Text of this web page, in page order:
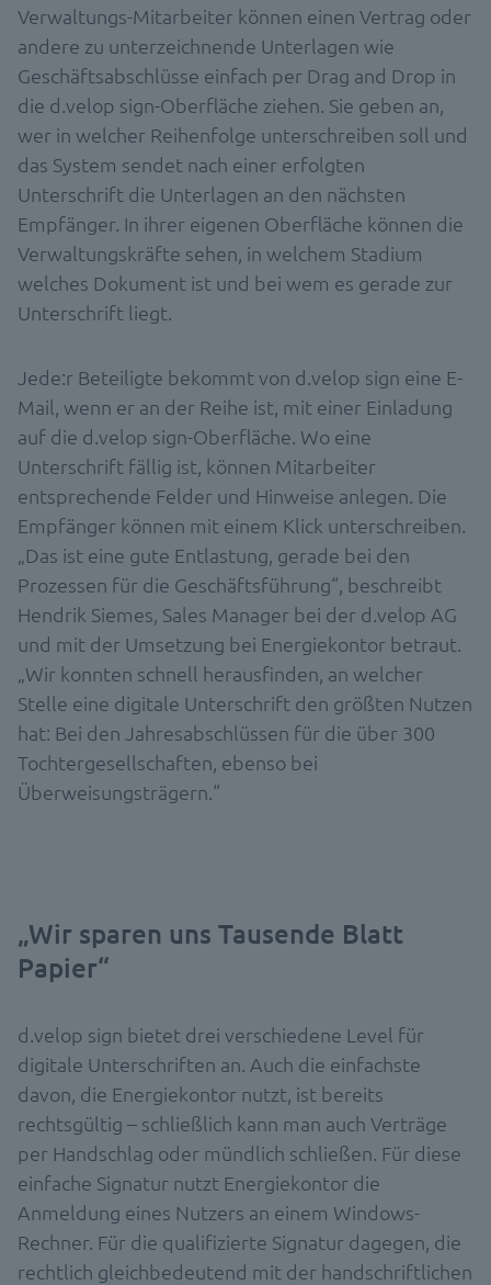
Verwaltungs-Mitarbeiter können einen Vertrag oder
andere zu unterzeichnende Unterlagen wie
Geschäftsabschlüsse einfach per Drag and Drop in
die d.velop sign-Oberfläche ziehen. Sie geben an,
wer in welcher Reihenfolge unterschreiben soll und
das System sendet nach einer erfolgten
Unterschrift die Unterlagen an den nächsten
Empfänger. In ihrer eigenen Oberfläche können die
Verwaltungskräfte sehen, in welchem Stadium
welches Dokument ist und bei wem es gerade zur
Unterschrift liegt.
Jede:r Beteiligte bekommt von d.velop sign eine E-
Mail, wenn er an der Reihe ist, mit einer Einladung
auf die d.velop sign-Oberfläche. Wo eine
Unterschrift fällig ist, können Mitarbeiter
entsprechende Felder und Hinweise anlegen. Die
Empfänger können mit einem Klick unterschreiben.
„Das ist eine gute Entlastung, gerade bei den
Prozessen für die Geschäftsführung“, beschreibt
Hendrik Siemes, Sales Manager bei der d.velop AG
und mit der Umsetzung bei Energiekontor betraut.
„Wir konnten schnell herausfinden, an welcher
Stelle eine digitale Unterschrift den größten Nutzen
hat: Bei den Jahresabschlüssen für die über 300
Tochtergesellschaften, ebenso bei
Überweisungsträgern.“
„Wir sparen uns Tausende Blatt
Papier“
d.velop sign bietet drei verschiedene Level für
digitale Unterschriften an. Auch die einfachste
davon, die Energiekontor nutzt, ist bereits
rechtsgültig – schließlich kann man auch Verträge
per Handschlag oder mündlich schließen. Für diese
einfache Signatur nutzt Energiekontor die
Anmeldung eines Nutzers an einem Windows-
Rechner. Für die qualifizierte Signatur dagegen, die
rechtlich gleichbedeutend mit der handschriftlichen